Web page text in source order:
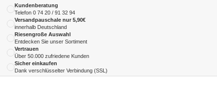
Kundenberatung
Telefon 0 74 20 / 91 32 94
Versandpauschale nur 5,90€
innerhalb Deutschland
Riesengroße Auswahl
Entdecken Sie unser Sortiment
Vertrauen
Über 50.000 zufriedene Kunden
Sicher einkaufen
Dank verschlüsselter Verbindung (SSL)